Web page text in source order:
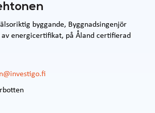
byggande, Byggnadsingenjör
av energicertifikat, på Åland certifierad